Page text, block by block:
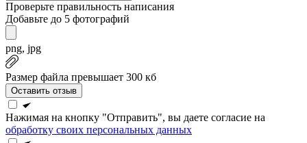
Проверьте правильность написания
Добавьте до 5 фотографий
png, jpg
Размер файла превышает 300 кб
Оставить отзыв
Нажимая на кнопку "Отправить", вы даете согласие на
обработку своих персональных данных